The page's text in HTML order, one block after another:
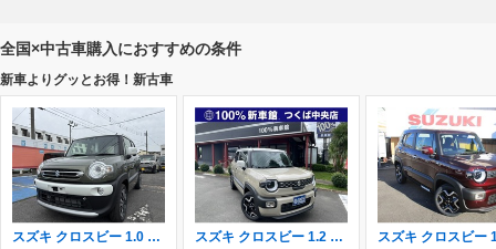
全国×中古車購入におすすめの条件
新車よりグッとお得！新古車
スズキ クロスビー 1.0 ハイブリッド MZ ブラウンアクセントパッケージ装着車 全方位モニター用カメラPセーフティサポー スズキ クロスビー 1.2 ハイブリッド MZ 新車/全方位モニター付メモリーナビ9インチ